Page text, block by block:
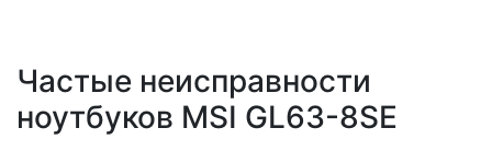
Частые неисправности
ноутбуков MSI GL63-8SE